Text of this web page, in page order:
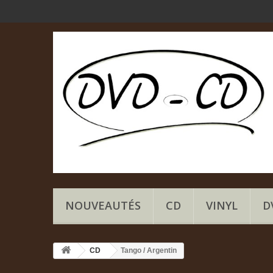
NOUVEAUTÉS CD VINYL
CD Tango / Argentin